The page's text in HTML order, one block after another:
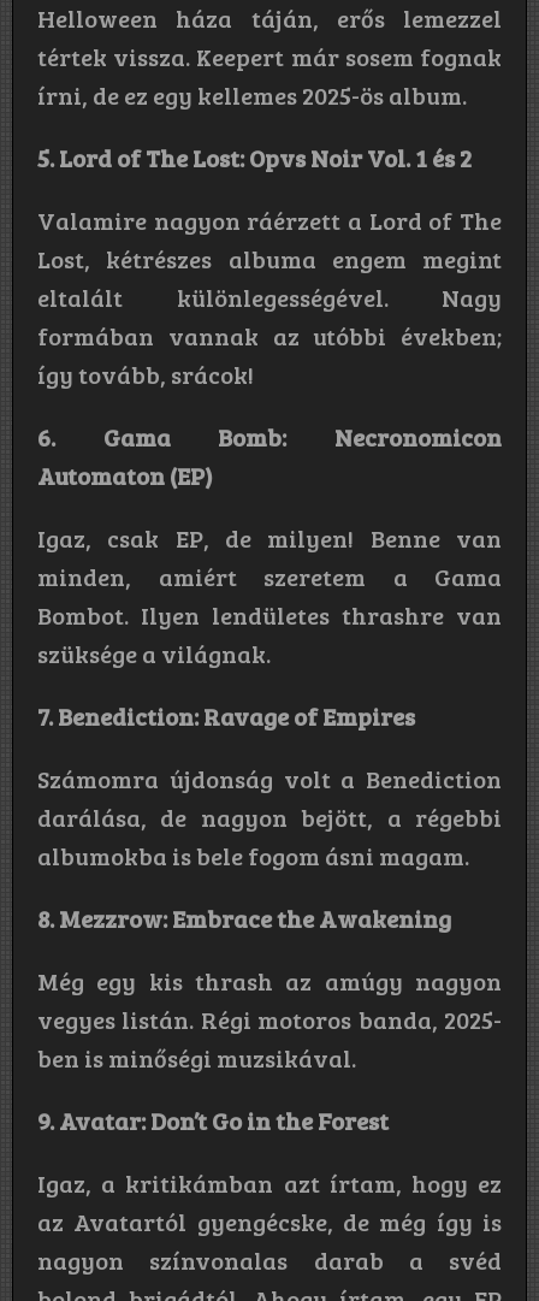
Helloween háza táján, erős lemezzel
tértek vissza. Keepert már sosem fognak
írni, de ez egy kellemes 2025-ös album.
5. Lord of The Lost: Opvs Noir Vol. 1 és 2
Valamire nagyon ráérzett a Lord of The
Lost, kétrészes albuma engem megint
eltalált különlegességével. Nagy
formában vannak az utóbbi években;
így tovább, srácok!
6. Gama Bomb: Necronomicon
Automaton (EP)
Igaz, csak EP, de milyen! Benne van
minden, amiért szeretem a Gama
Bombot. Ilyen lendületes thrashre van
szüksége a világnak.
7. Benediction: Ravage of Empires
Számomra újdonság volt a Benediction
darálása, de nagyon bejött, a régebbi
albumokba is bele fogom ásni magam.
8. Mezzrow: Embrace the Awakening
Még egy kis thrash az amúgy nagyon
vegyes listán. Régi motoros banda, 2025-
ben is minőségi muzsikával.
9. Avatar: Don’t Go in the Forest
Igaz, a kritikámban azt írtam, hogy ez
az Avatartól gyengécske, de még így is
nagyon színvonalas darab a svéd